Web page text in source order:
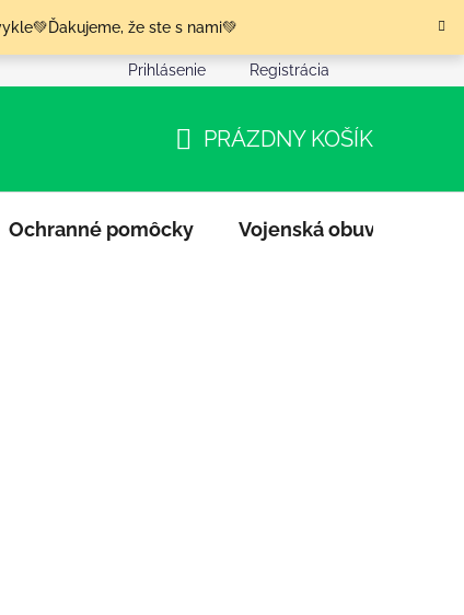
že ste s nami💚
Podmienky ochrany osobných údajov
Prihlásenie Registrácia
KOŠÍK
PRÁZDNY KOŠÍK
Ochranné pomôcky Vojenská obuv